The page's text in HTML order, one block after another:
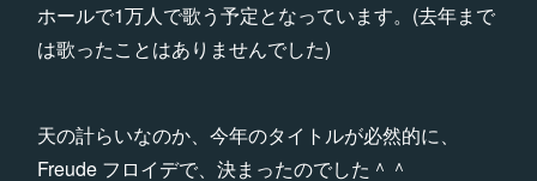
ホールで1万人で歌う予定となっています。(去年まで
は歌ったことはありませんでした)
天の計らいなのか、今年のタイトルが必然的に、
Freude フロイデで、決まったのでした＾＾